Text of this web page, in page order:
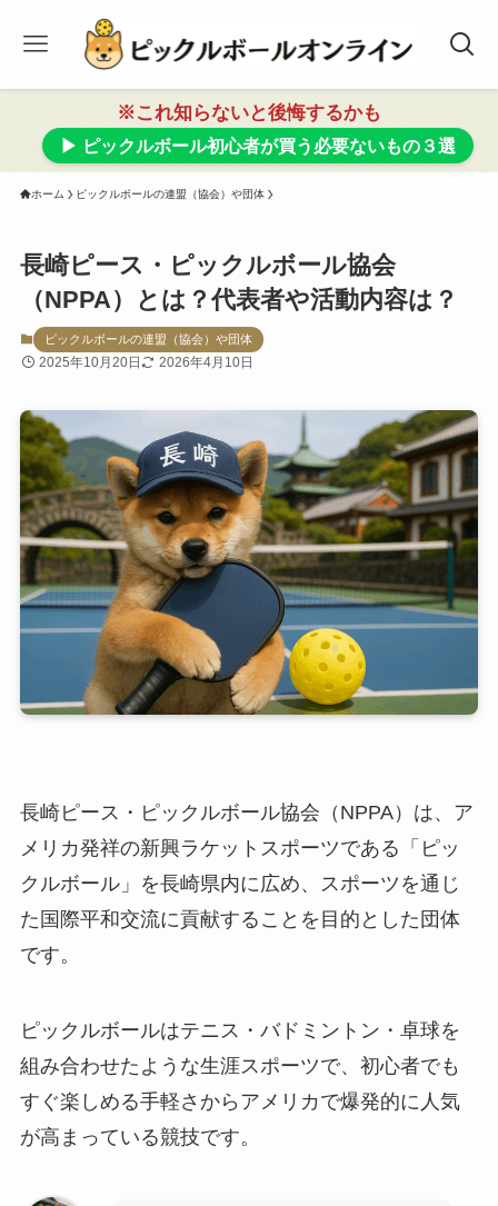
※これ知らないと後悔するかも
▶ ピックルボール初心者が買う必要ないもの３選
ホーム ピックルボールの連盟（協会）や団体
長崎ピース・ピックルボール協会
（NPPA）とは？代表者や活動内容は？
ピックルボールの連盟（協会）や団体
2025年10月20日 2026年4月10日
長崎ピース・ピックルボール協会（NPPA）は、ア
メリカ発祥の新興ラケットスポーツである「ピッ
クルボール」を長崎県内に広め、スポーツを通じ
た国際平和交流に貢献することを目的とした団体
です。
ピックルボールはテニス・バドミントン・卓球を
組み合わせたような生涯スポーツで、初心者でも
すぐ楽しめる手軽さからアメリカで爆発的に人気
が高まっている競技です。